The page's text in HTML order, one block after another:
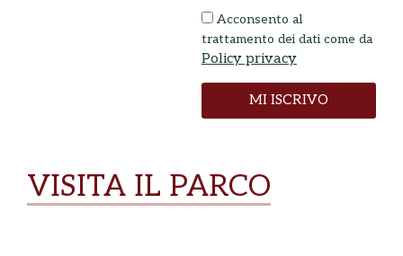
Acconsento al
trattamento dei dati come da
Policy privacy
MI ISCRIVO
VISITA IL PARCO